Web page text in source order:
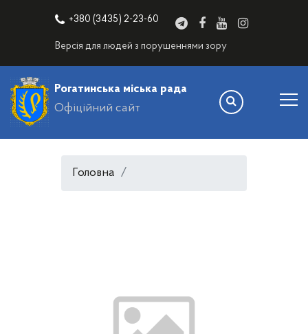
+380 (3435) 2-23-60
Версія для людей з порушеннями зору
Рогатинська міська рада
Офіційний сайт
Головна